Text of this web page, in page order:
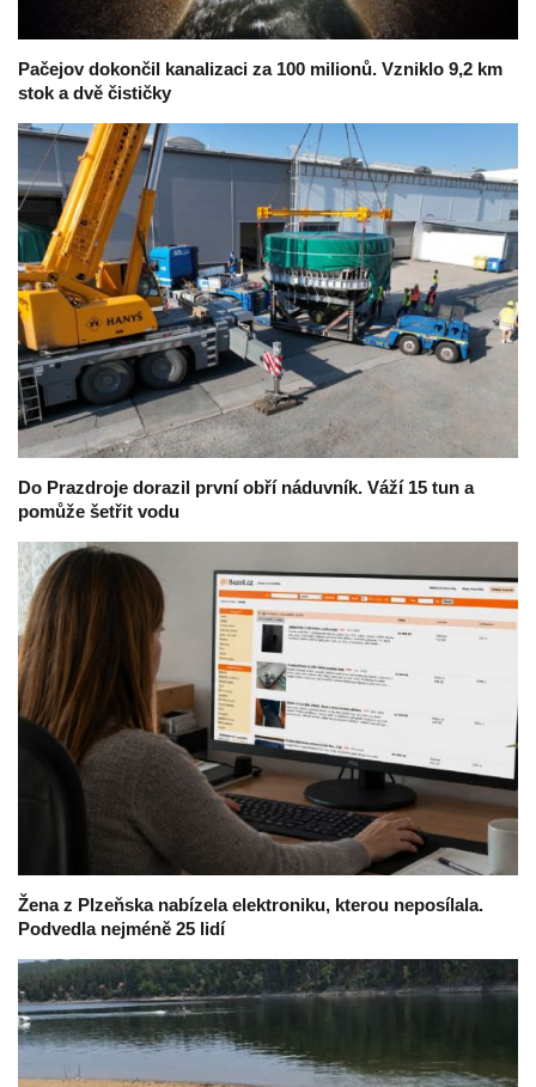
Pačejov dokončil kanalizaci za 100 milionů. Vzniklo 9,2 km
stok a dvě čističky
Do Prazdroje dorazil první obří náduvník. Váží 15 tun a
pomůže šetřit vodu
Žena z Plzeňska nabízela elektroniku, kterou neposílala.
Podvedla nejméně 25 lidí